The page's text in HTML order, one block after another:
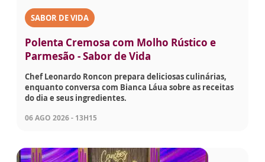
SABOR DE VIDA
Polenta Cremosa com Molho Rústico e
Parmesão - Sabor de Vida
Chef Leonardo Roncon prepara deliciosas culinárias,
enquanto conversa com Bianca Láua sobre as receitas
do dia e seus ingredientes.
06 AGO 2026 - 13H15